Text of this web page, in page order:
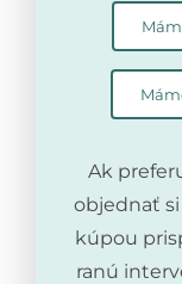
Ak
objednať
kúpou
ranú